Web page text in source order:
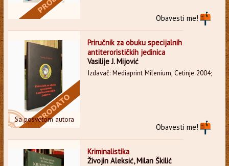
Obavesti me!
Priručnik za obuku specijalnih
antiterorističkih jedinica
Vasilije J. Mijović
Sa posvetom autora
Izdavač: Mediaprint Milenium, Cetinje 2004;
Obavesti me!
Kriminalistika
Živojin Aleksić, Milan Škilić